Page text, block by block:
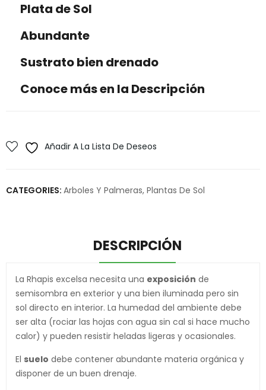
Plata de Sol
Abundante
Sustrato bien drenado
Conoce más en la Descripción
Añadir A La Lista De Deseos
CATEGORIES: Arboles Y Palmeras, Plantas De Sol
DESCRIPCIÓN
La Rhapis excelsa necesita una exposición de
semisombra en exterior y una bien iluminada pero sin
sol directo en interior. La humedad del ambiente debe
ser alta (rociar las hojas con agua sin cal si hace mucho
calor) y pueden resistir heladas ligeras y ocasionales.
El suelo debe contener abundante materia orgánica y
disponer de un buen drenaje.